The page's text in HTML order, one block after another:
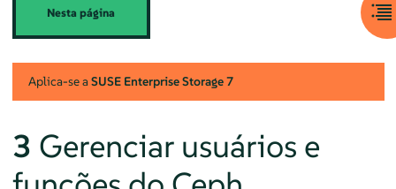
Nesta página
Aplica-se aSUSE Enterprise Storage7
3 Gerenciar usuários e